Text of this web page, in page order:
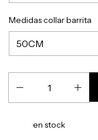
Medidas collar barrita
en stock